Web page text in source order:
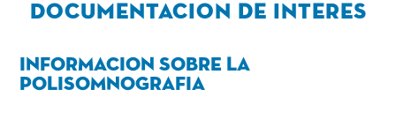
Documentacion de interes
INFORMACION SOBRE LA
POLISOMNOGRAFIA